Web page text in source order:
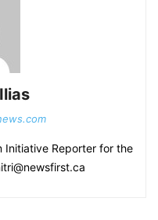
Initiative Reporter for the